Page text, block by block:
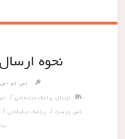
نحوه
اس ام اس
ارسال پیامک تبلیغاتی/ اس
اس چیست/ پیامک تبلیغاتی/